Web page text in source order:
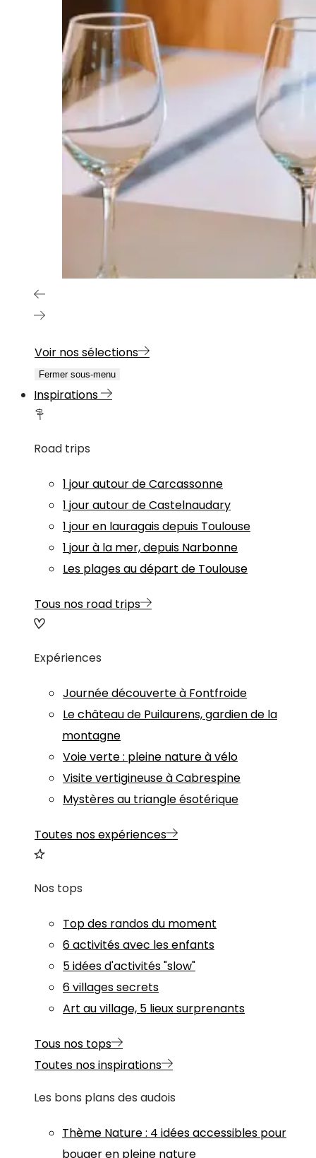
Voir nos sélections
Fermer sous-menu
Inspirations
Road trips
1 jour autour de Carcassonne
1 jour autour de Castelnaudary
1 jour en lauragais depuis Toulouse
1 jour à la mer, depuis Narbonne
Les plages au départ de Toulouse
Tous nos road trips
Expériences
Journée découverte à Fontfroide
Le château de Puilaurens, gardien de la
montagne
Voie verte : pleine nature à vélo
Visite vertigineuse à Cabrespine
Mystères au triangle ésotérique
Toutes nos expériences
Nos tops
Top des randos du moment
6 activités avec les enfants
5 idées d'activités "slow"
6 villages secrets
Art au village, 5 lieux surprenants
Tous nos tops
Toutes nos inspirations
Les bons plans des audois
Thème Nature: 4 idées accessibles pour
bouger en pleine nature